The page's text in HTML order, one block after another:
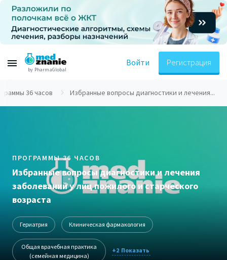
by PharmaGlobal
Войти Регистрация
36 часов Избранные вопросы диагностики и лечения...
ПРОГРАММЫ 36 ЧАСОВ
Избранные вопросы диагностики и лечения
заболеваний у лиц пожилого и старческого
возраста
Гериатрия Клиническая фармакология
Общая врачебная практика
(семейная медицина)
+2